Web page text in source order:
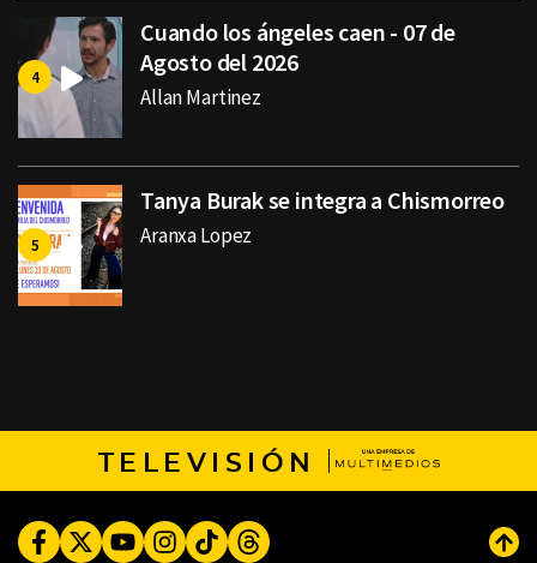
Cuando los ángeles caen - 07 de
Agosto del 2026
Allan Martinez
Tanya Burak se integra a Chismorreo
Aranxa Lopez
TELEVISIÓN
FacebookTwitterYoutubeInstagram
TikTokThreads